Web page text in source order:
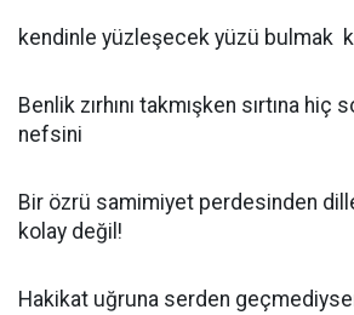
kendinle yüzleşecek yüzü bulmak
Benlik zırhını takmışken sırtına hiç
nefsini
Bir özrü samimiyet perdesinden
kolay değil!
Hakikat uğruna serden